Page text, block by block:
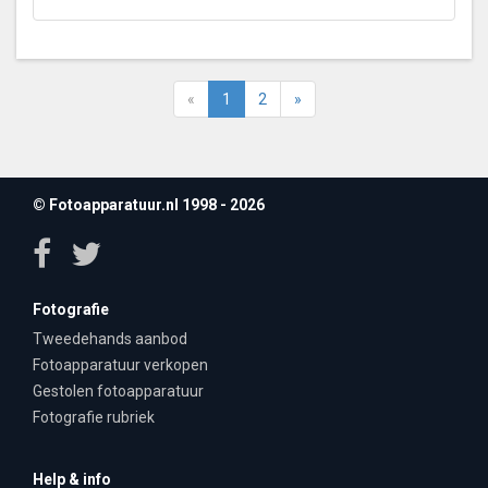
« 1 2 »
© Fotoapparatuur.nl 1998 - 2026
Fotografie
Tweedehands aanbod
Fotoapparatuur verkopen
Gestolen fotoapparatuur
Fotografie rubriek
Help & info